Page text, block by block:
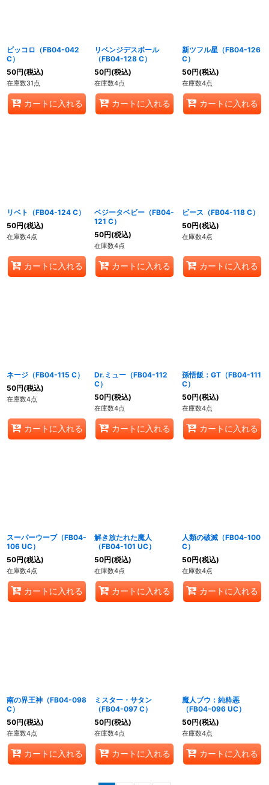
ピッコロ（FB04-042
C）
50円(税込)
在庫数31点
カートに入れる
リベンジデスボール
（FB04-128 C）
50円(税込)
在庫数4点
カートに入れる
新ツフル星（FB04-126
C）
50円(税込)
在庫数4点
カートに入れる
リベト（FB04-124 C）
50円(税込)
在庫数4点
カートに入れる
ベジータベビー（FB04-
121 C）
50円(税込)
在庫数4点
カートに入れる
ビース（FB04-118 C）
50円(税込)
在庫数4点
カートに入れる
ネージ（FB04-115 C）
50円(税込)
在庫数4点
カートに入れる
Dr.ミュー（FB04-112
C）
50円(税込)
在庫数4点
カートに入れる
孫悟飯：GT（FB04-111
C）
50円(税込)
在庫数4点
カートに入れる
スーパーウーブ（FB04-
106 UC）
50円(税込)
在庫数4点
カートに入れる
解き放たれた魔人
（FB04-101 UC）
50円(税込)
在庫数4点
カートに入れる
人類の破滅（FB04-100
C）
50円(税込)
在庫数4点
カートに入れる
南の界王神（FB04-098
C）
50円(税込)
在庫数4点
カートに入れる
ミスター・サタン
（FB04-097 C）
50円(税込)
在庫数4点
カートに入れる
魔人ブウ：純粋悪
（FB04-096 UC）
50円(税込)
在庫数4点
カートに入れる